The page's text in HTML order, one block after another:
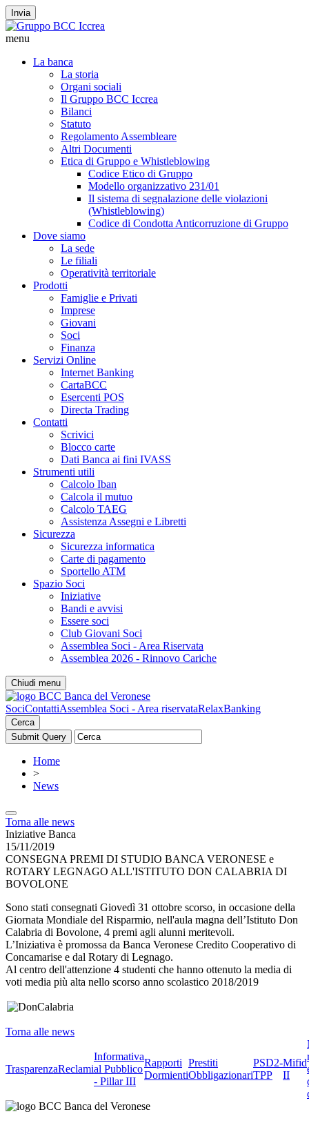
Invia
menu
La banca
La storia
Organi sociali
Il Gruppo BCC Iccrea
Bilanci
Statuto
Regolamento Assembleare
Altri Documenti
Etica di Gruppo e Whistleblowing
Codice Etico di Gruppo
Modello organizzativo 231/01
Il sistema di segnalazione delle violazioni
(Whistleblowing)
Codice di Condotta Anticorruzione di Gruppo
Dove siamo
La sede
Le filiali
Operatività territoriale
Prodotti
Famiglie e Privati
Imprese
Giovani
Soci
Finanza
Servizi Online
Internet Banking
CartaBCC
Esercenti POS
Directa Trading
Contatti
Scrivici
Blocco carte
Dati Banca ai fini IVASS
Strumenti utili
Calcolo Iban
Calcola il mutuo
Calcolo TAEG
Assistenza Assegni e Libretti
Sicurezza
Sicurezza informatica
Carte di pagamento
Sportello ATM
Spazio Soci
Iniziative
Bandi e avvisi
Essere soci
Club Giovani Soci
Assemblea Soci - Area Riservata
Assemblea 2026 - Rinnovo Cariche
Chiudi menu
SociContattiAssemblea Soci - Area riservataRelaxBanking
Cerca
Home
>
News
Torna alle news
Iniziative Banca
15/11/2019
CONSEGNA PREMI DI STUDIO BANCA VERONESE e
ROTARY LEGNAGO ALL'ISTITUTO DON CALABRIA DI
BOVOLONE
Sono stati consegnati Giovedì 31 ottobre scorso, in occasione della
Giornata Mondiale del Risparmio, nell'aula magna dell’Istituto Don
Calabria di Bovolone, 4 premi agli alunni meritevoli.
L’Iniziativa è promossa da Banca Veronese Credito Cooperativo di
Concamarise e dal Rotary di Legnago.
Al centro dell'attenzione 4 studenti che hanno ottenuto la media di
voti media più alta nello scorso anno scolastico 2018/2019
Torna alle news
TrasparenzaReclami
Informativa
al Pubblico
- Pillar III
Rapporti
Dormienti
Prestiti
Obbligazionari
PSD2-
TPP
Mifid
II